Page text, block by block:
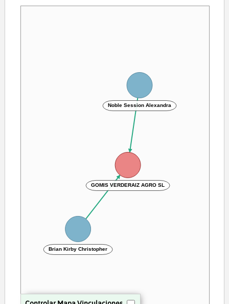
GOMIS VERDERAIZ AGRO SL
Brian Kirby Christopher
Noble Session Alexandra